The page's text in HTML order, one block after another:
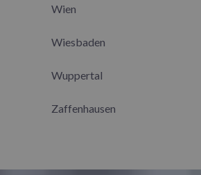
Wien
Wiesbaden
Wuppertal
Zaffenhausen